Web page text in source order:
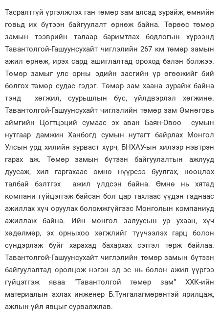
Зурхай
Тасралтгүй үргэлжлэх ган төмөр зам алсад зурайж, өмнийн
говьд их бүтээн байгуулалт өрнөж байна. Төрөөс төмөр
замын тээврийн талаар баримтлах бодлогын хүрээнд
Тавантолгой-Гашуунсухайт чиглэлийн 267 км төмөр замын
ажил өрнөж, ирэх сард ашиглалтад ороход бэлэн болжээ.
Төмөр замыг улс орны эдийн засгийн үр өгөөжийг бий
болгох төмөр судас гэдэг. Төмөр зам хаана зурайж байна
тэнд хөгжил, суурьшлын бүс, үйлдвэрлэл хөгжинө.
Тавантолгой-Гашуунсухайт чиглэлийн төмөр зам Өмнөговь
аймгийн Цогтцэций сумаас эх аван Баян-Овоо сумын
нутгаар дамжин Ханбогд сумын нутагт байрлах Монгол
Улсын урд хилийн зурваст хүрч, БНХАУ-ын хилээр нэвтрэн
гарах аж. Төмөр замын бүтээн байгуулалтын ажлууд
дуусаж, хил гаргахаас өмнө нүүрсээ буулгах, нөөцлөх
талбай бэлтгэх ажил үлдсэн байна. Өмнө нь хятад
компани гүйцэтгэж байсан бол цар тахлаас үүдэн гаднаас
ажиллах хүч оруулах боломжгүйгээс Монголын компаниуд
ажиллаж байна. Ийн монгол залуусын ур ухаан, хүч
хөдөлмөр, эх орныхоо хөгжлийг түүчээлэх гарц болон
сүндэрлэж буйг харахад бахархах сэтгэл төрж байлаа.
Тавантолгой-Гашуунсухайт чиглэлийн төмөр замын бүтээн
байгуулалтад оролцож нэгэн эд эс нь болон ажил үүргээ
гүйцэтгэж яваа “Тавантолгой төмөр зам” ХХК-ийн
материалын ахлах инженер Б.Тунгалагмөрөнтэй ярилцаж,
ажлын үйл явцыг сурвалжлав.